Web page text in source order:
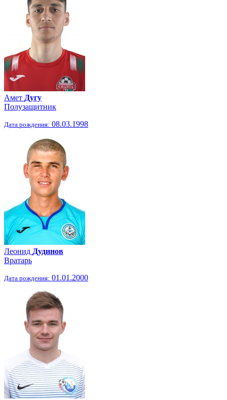
Амет Дугу
Полузащитник
Дата рождения: 08.03.1998
Леонид Дудинов
Вратарь
Дата рождения: 01.01.2000